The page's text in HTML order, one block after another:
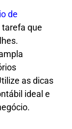
de
tarefa que
as dicas
ideal e